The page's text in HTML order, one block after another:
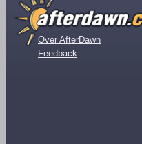
Over AfterDawn
Feedback